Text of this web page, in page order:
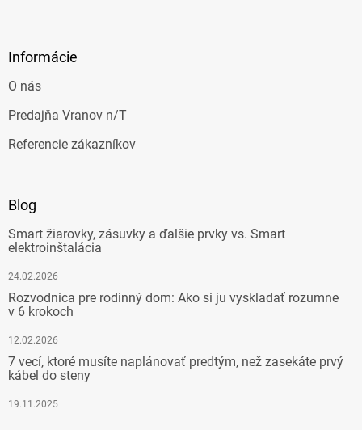
Informácie
O nás
Predajňa Vranov n/T
Referencie zákazníkov
Blog
Smart žiarovky, zásuvky a ďalšie prvky vs. Smart
elektroinštalácia
24.02.2026
Rozvodnica pre rodinný dom: Ako si ju vyskladať rozumne
v 6 krokoch
12.02.2026
7 vecí, ktoré musíte naplánovať predtým, než zasekáte prvý
kábel do steny
19.11.2025